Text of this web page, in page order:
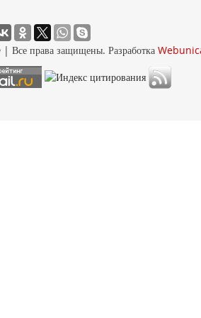
права защищены. Разработка